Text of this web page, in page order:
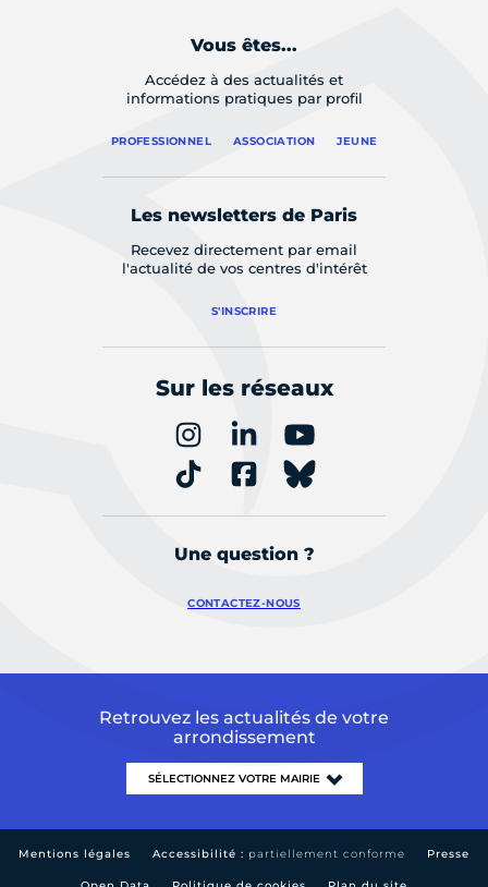
Vous êtes...
Accédez à des actualités et
informations pratiques par profil
PROFESSIONNEL ASSOCIATION JEUNE
Les newsletters de Paris
Recevez directement par email
l'actualité de vos centres d'intérêt
S'INSCRIRE
Sur les réseaux
Une question ?
CONTACTEZ-NOUS
Retrouvez les actualités de votre
arrondissement
Mentions légales Accessibilité : partiellement conforme Presse